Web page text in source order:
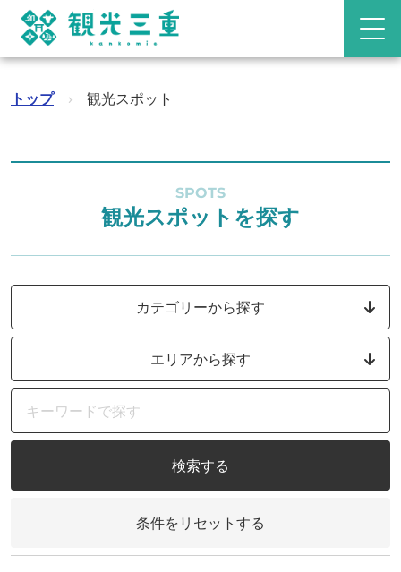
トップ › 観光スポット
SPOTS
観光スポットを探す
カテゴリーから探す
エリアから探す
検索する
条件をリセットする